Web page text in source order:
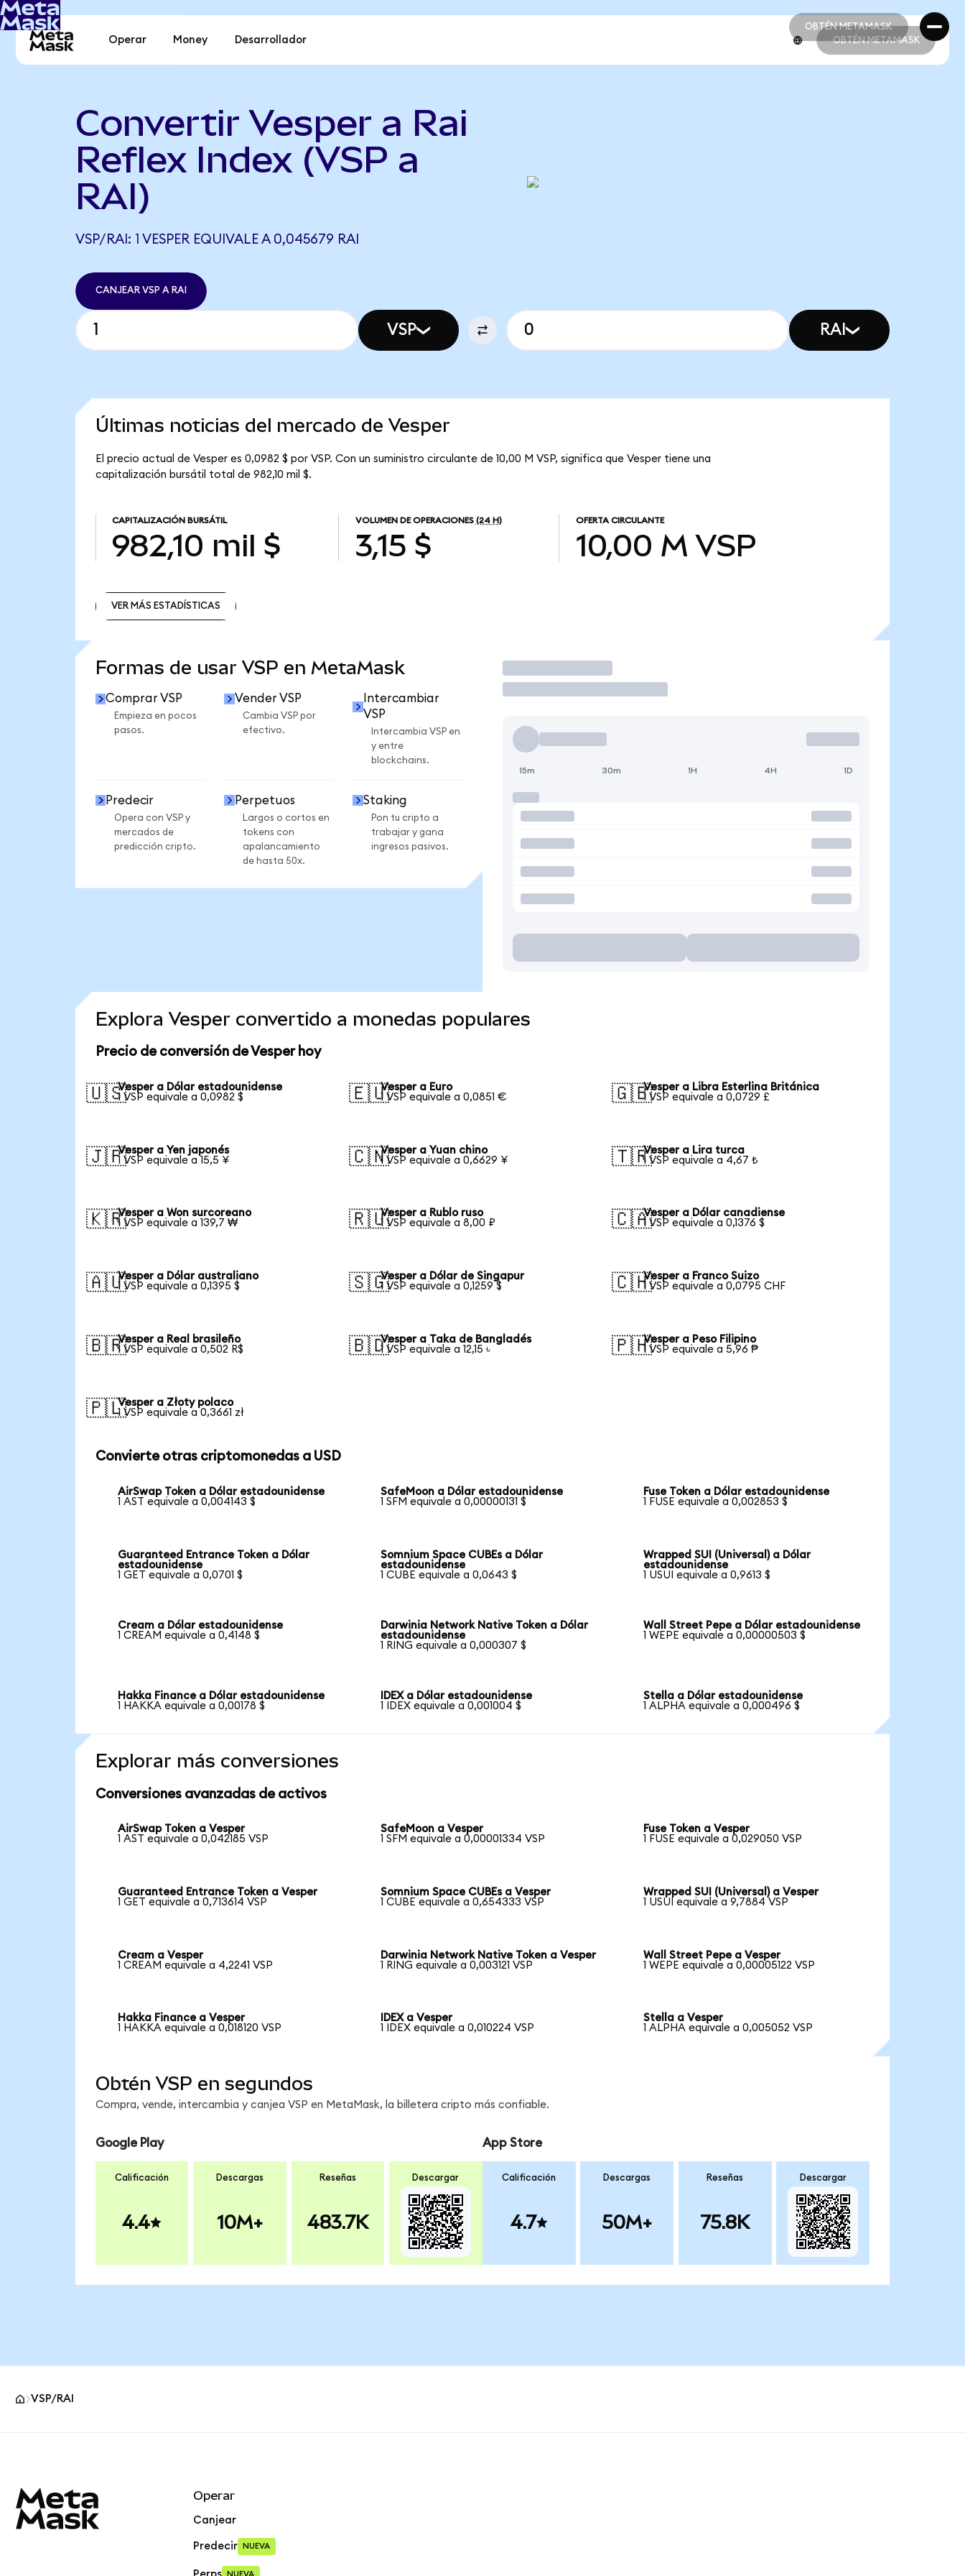
OBTÉN METAMASK
OBTÉN METAMASK
Operar Money Desarrollador OBTÉN METAMASK
Convertir Vesper a Rai
Reflex Index (VSP a
RAI)
VSP/RAI: 1 VESPER EQUIVALE A 0,045679 RAI
CANJEAR VSP A RAI
VSP RAI
Últimas noticias del mercado de Vesper
El precio actual de Vesper es 0,0982 $ por VSP. Con un suministro circulante de 10,00 M VSP, significa que Vesper tiene una
capitalización bursátil total de 982,10 mil $.
CAPITALIZACIÓN BURSÁTIL
982,10 mil $
VOLUMEN DE OPERACIONES (24 H)
3,15 $
OFERTA CIRCULANTE
10,00 M VSP
VER MÁS ESTADÍSTICAS
Formas de usar VSP en MetaMask
Comprar VSP
Empieza en pocos
pasos.
Vender VSP
Cambia VSP por
efectivo.
Intercambiar
VSP
Intercambia VSP en
y entre
blockchains.
Predecir
Opera con VSP y
mercados de
predicción cripto.
Perpetuos
Largos o cortos en
tokens con
apalancamiento
de hasta 50x.
Staking
Pon tu cripto a
trabajar y gana
ingresos pasivos.
Operar
15m 30m 1H 4H 1D
Explora Vesper convertido a monedas populares
Precio de conversión de Vesper hoy
🇺🇸Vesper a Dólar estadounidense
1 VSP equivale a 0,0982 $
🇪🇺Vesper a Euro
1 VSP equivale a 0,0851 €
🇬🇧Vesper a Libra Esterlina Británica
1 VSP equivale a 0,0729 £
🇯🇵Vesper a Yen japonés
1 VSP equivale a 15,5 ¥
🇨🇳Vesper a Yuan chino
1 VSP equivale a 0,6629 ¥
🇹🇷Vesper a Lira turca
1 VSP equivale a 4,67 ₺
🇰🇷Vesper a Won surcoreano
1 VSP equivale a 139,7 ₩
🇷🇺Vesper a Rublo ruso
1 VSP equivale a 8,00 ₽
🇨🇦Vesper a Dólar canadiense
1 VSP equivale a 0,1376 $
🇦🇺Vesper a Dólar australiano
1 VSP equivale a 0,1395 $
🇸🇬Vesper a Dólar de Singapur
1 VSP equivale a 0,1259 $
🇨🇭Vesper a Franco Suizo
1 VSP equivale a 0,0795 CHF
🇧🇷Vesper a Real brasileño
1 VSP equivale a 0,502 R$
🇧🇩Vesper a Taka de Bangladés
1 VSP equivale a 12,15 ৳
🇵🇭Vesper a Peso Filipino
1 VSP equivale a 5,96 ₱
🇵🇱Vesper a Złoty polaco
1 VSP equivale a 0,3661 zł
Convierte otras criptomonedas a USD
AirSwap Token a Dólar estadounidense
1 AST equivale a 0,004143 $
SafeMoon a Dólar estadounidense
1 SFM equivale a 0,00000131 $
Fuse Token a Dólar estadounidense
1 FUSE equivale a 0,002853 $
Guaranteed Entrance Token a Dólar
estadounidense
1 GET equivale a 0,0701 $
Somnium Space CUBEs a Dólar
estadounidense
1 CUBE equivale a 0,0643 $
Wrapped SUI (Universal) a Dólar
estadounidense
1 USUI equivale a 0,9613 $
Cream a Dólar estadounidense
1 CREAM equivale a 0,4148 $
Darwinia Network Native Token a Dólar
estadounidense
1 RING equivale a 0,000307 $
Wall Street Pepe a Dólar estadounidense
1 WEPE equivale a 0,00000503 $
Hakka Finance a Dólar estadounidense
1 HAKKA equivale a 0,00178 $
IDEX a Dólar estadounidense
1 IDEX equivale a 0,001004 $
Stella a Dólar estadounidense
1 ALPHA equivale a 0,000496 $
Explorar más conversiones
Conversiones avanzadas de activos
AirSwap Token a Vesper
1 AST equivale a 0,042185 VSP
SafeMoon a Vesper
1 SFM equivale a 0,00001334 VSP
Fuse Token a Vesper
1 FUSE equivale a 0,029050 VSP
Guaranteed Entrance Token a Vesper
1 GET equivale a 0,713614 VSP
Somnium Space CUBEs a Vesper
1 CUBE equivale a 0,654333 VSP
Wrapped SUI (Universal) a Vesper
1 USUI equivale a 9,7884 VSP
Cream a Vesper
1 CREAM equivale a 4,2241 VSP
Darwinia Network Native Token a Vesper
1 RING equivale a 0,003121 VSP
Wall Street Pepe a Vesper
1 WEPE equivale a 0,00005122 VSP
Hakka Finance a Vesper
1 HAKKA equivale a 0,018120 VSP
IDEX a Vesper
1 IDEX equivale a 0,010224 VSP
Stella a Vesper
1 ALPHA equivale a 0,005052 VSP
Obtén VSP en segundos
Compra, vende, intercambia y canjea VSP en MetaMask, la billetera cripto más confiable.
Google Play
Calificación
4.4
Descargas
10M+
Reseñas
483.7K
Descargar
App Store
Calificación
4.7
Descargas
50M+
Reseñas
75.8K
Descargar
VSP/RAI
Operar
Canjear
Predecir NUEVA
NUEVA